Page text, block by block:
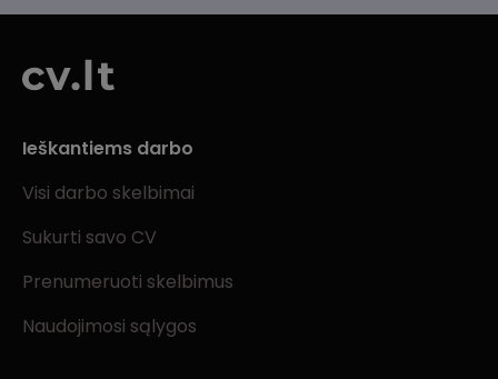
Ieškantiems darbo
Visi darbo skelbimai
Sukurti savo CV
Prenumeruoti skelbimus
Naudojimosi sąlygos